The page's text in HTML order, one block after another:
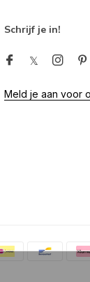
Schrijf je in!
Meld je aan voor